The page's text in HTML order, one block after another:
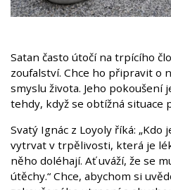
Satan často útočí na trpícího
zoufalství. Chce ho připravit o
smyslu života. Jeho pokoušení
tehdy, když se obtížná situace
Svatý Ignác z Loyoly říká: „Kdo
vytrvat v trpělivosti, která je
něho doléhají. Ať uváží, že se
útěchy.“ Chce, abychom si